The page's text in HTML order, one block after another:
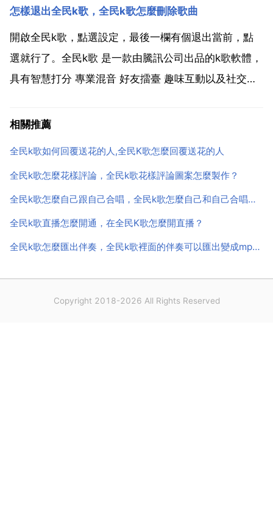
名字，最好想個能吸引人的，這樣我們的歌曲作品會得
到很多的人氣。然後為自己的 設定一個漂亮的封面吧...
怎樣退出全民k歌，全民k歌怎麼刪除歌曲
開啟全民k歌，點選設定，最後一欄有個退出當前，點
選就行了。全民k歌 是一款由騰訊公司出品的k歌軟體，
具有智慧打分 專業混音 好友擂臺 趣味互動以及社交分
歌 4 正式通過騰訊應用寶開啟預約 並將於2014年9月1
相關推薦
全民k歌如何回覆送花的人,全民K歌怎麼回覆送花的人
全民k歌怎麼花樣評論，全民k歌花樣評論圖案怎麼製作？
全民k歌怎麼自己跟自己合唱，全民k歌怎麼自己和自己合唱？？？是自己和自己！！有的歌會需要吧
全民k歌直播怎麼開通，在全民K歌怎麼開直播？
全民k歌怎麼匯出伴奏，全民k歌裡面的伴奏可以匯出變成mp3格式的麼，可以的話怎麼匯出？
Copyright 2018-2026 All Rights Reserved